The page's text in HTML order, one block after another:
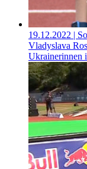
19.12.2022 |
Vladyslava
Ukrainerinnen